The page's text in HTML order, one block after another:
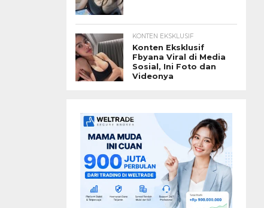
KONTEN EKSKLUSIF
Konten Eksklusif
Fbyana Viral di Media
Sosial, Ini Foto dan
Videonya